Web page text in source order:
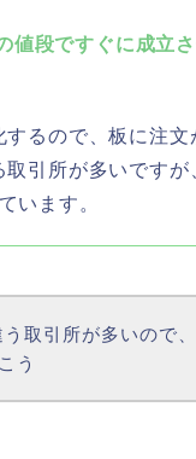
値段ですぐに成立
るので、板に注文
引所が多いですが
います。
取引所が多いので
う